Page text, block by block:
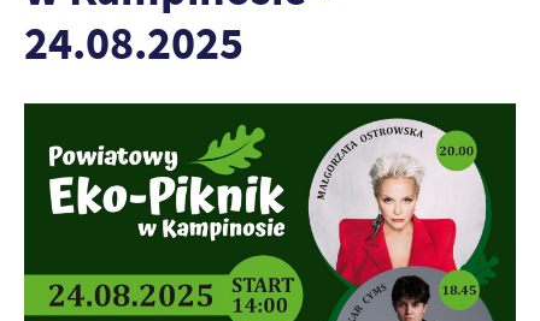
24.08.2025